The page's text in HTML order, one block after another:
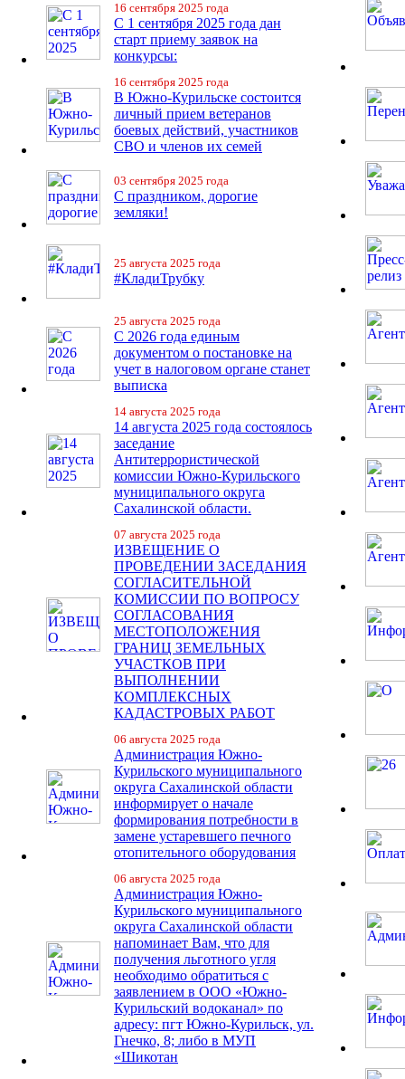
16 сентября 2025 года
С 1 сентября 2025 года дан
старт приему заявок на
конкурсы:
16 сентября 2025 года
В Южно-Курильске состоится
личный прием ветеранов
боевых действий, участников
СВО и членов их семей
03 сентября 2025 года
С праздником, дорогие
земляки!
25 августа 2025 года
#КладиТрубку
25 августа 2025 года
С 2026 года единым
документом о постановке на
учет в налоговом органе станет
выписка
14 августа 2025 года
14 августа 2025 года состоялось
заседание
Антитеррористической
комиссии Южно-Курильского
муниципального округа
Сахалинской области.
07 августа 2025 года
ИЗВЕЩЕНИЕ О
ПРОВЕДЕНИИ ЗАСЕДАНИЯ
СОГЛАСИТЕЛЬНОЙ
КОМИССИИ ПО ВОПРОСУ
СОГЛАСОВАНИЯ
МЕСТОПОЛОЖЕНИЯ
ГРАНИЦ ЗЕМЕЛЬНЫХ
УЧАСТКОВ ПРИ
ВЫПОЛНЕНИИ
КОМПЛЕКСНЫХ
КАДАСТРОВЫХ РАБОТ
06 августа 2025 года
Администрация Южно-
Курильского муниципального
округа Сахалинской области
информирует о начале
формирования потребности в
замене устаревшего печного
отопительного оборудования
06 августа 2025 года
Администрация Южно-
Курильского муниципального
округа Сахалинской области
напоминает Вам, что для
получения льготного угля
необходимо обратиться с
заявлением в ООО «Южно-
Курильский водоканал» по
адресу: пгт Южно-Курильск, ул.
Гнечко, 8; либо в МУП
«Шикотан